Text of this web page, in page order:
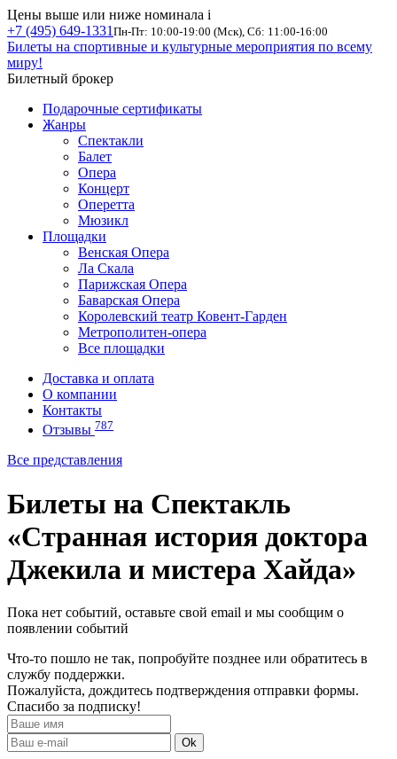
Цены выше или ниже номинала i
+7 (495) 649-1331 Пн-Пт: 10:00-19:00 (Мск), Сб: 11:00-16:00
Билеты на спортивные и культурные мероприятия по всему
миру!
Билетный брокер
Подарочные сертификаты
Жанры
Спектакли
Балет
Опера
Концерт
Оперетта
Мюзикл
Площадки
Венская Опера
Ла Скала
Парижская Опера
Баварская Опера
Королевский театр Ковент-Гарден
Метрополитен-опера
Все площадки
Доставка и оплата
О компании
Контакты
Отзывы 787
Все представления
Билеты на Спектакль
«Странная история доктора
Джекила и мистера Хайда»
Пока нет событий, оставьте свой email и мы сообщим о
появлении событий
Что-то пошло не так, попробуйте позднее или обратитесь в
службу поддержки.
Пожалуйста, дождитесь подтверждения отправки формы.
Спасибо за подписку!
Ok